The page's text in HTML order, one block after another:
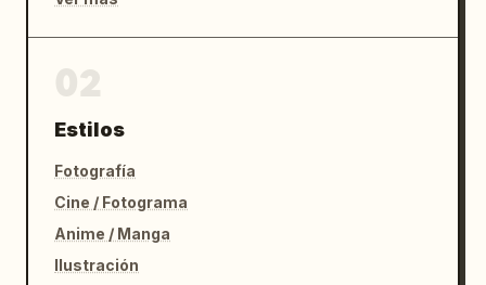
Estilos
Fotografía
Cine / Fotograma
Anime / Manga
Ilustración